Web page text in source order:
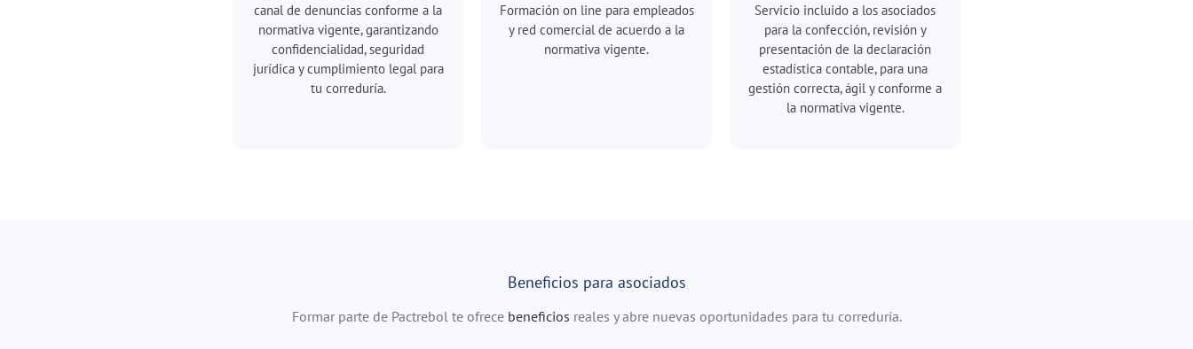
canal de denuncias conforme a la
normativa vigente, garantizando
confidencialidad, seguridad
jurídica y cumplimiento legal para
tu correduría.
Formación on line para empleados
y red comercial de acuerdo a la
normativa vigente.
Servicio incluido a los asociados
para la confección, revisión y
presentación de la declaración
estadística contable, para una
gestión correcta, ágil y conforme a
la normativa vigente.
Beneficios para asociados
Formar parte de Pactrebol te ofrece beneficios reales y abre nuevas oportunidades para tu correduría.